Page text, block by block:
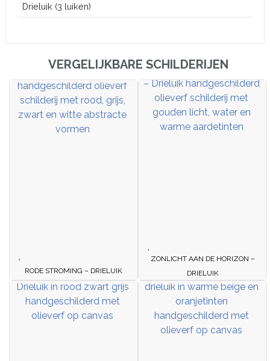
Drieluik (3 luiken)
VERGELIJKBARE SCHILDERIJEN
RODE STROMING – DRIELUIK
ZONLICHT AAN DE HORIZON –
DRIELUIK